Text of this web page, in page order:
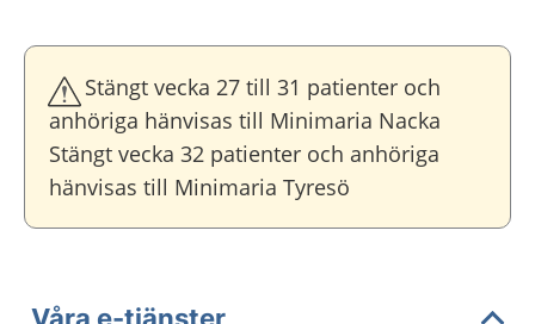
Stängt vecka 27 till 31 patienter och
anhöriga hänvisas till Minimaria Nacka
Stängt vecka 32 patienter och anhöriga
hänvisas till Minimaria Tyresö
Våra e-tjänster